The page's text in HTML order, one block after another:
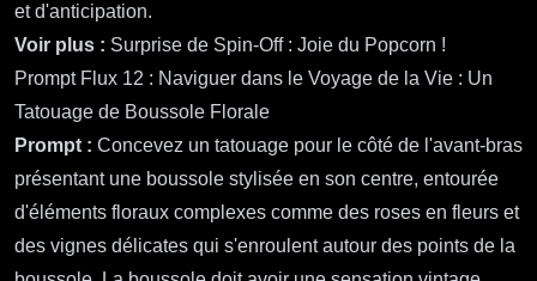
et d'anticipation.
Voir plus : Surprise de Spin-Off : Joie du Popcorn !